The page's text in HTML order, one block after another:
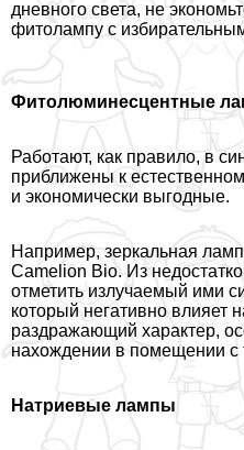
дневного света, не
фитолампу с
Фитолюминесцентные
Работают, как правило, в
приближены к
и экономически выгодные.
Например, зеркальная
Camelion Bio. Из
отметить излучаемый ими
который негативно влияет
раздражающий хаpaктер,
нахождении в помещении с
Натриевые лампы